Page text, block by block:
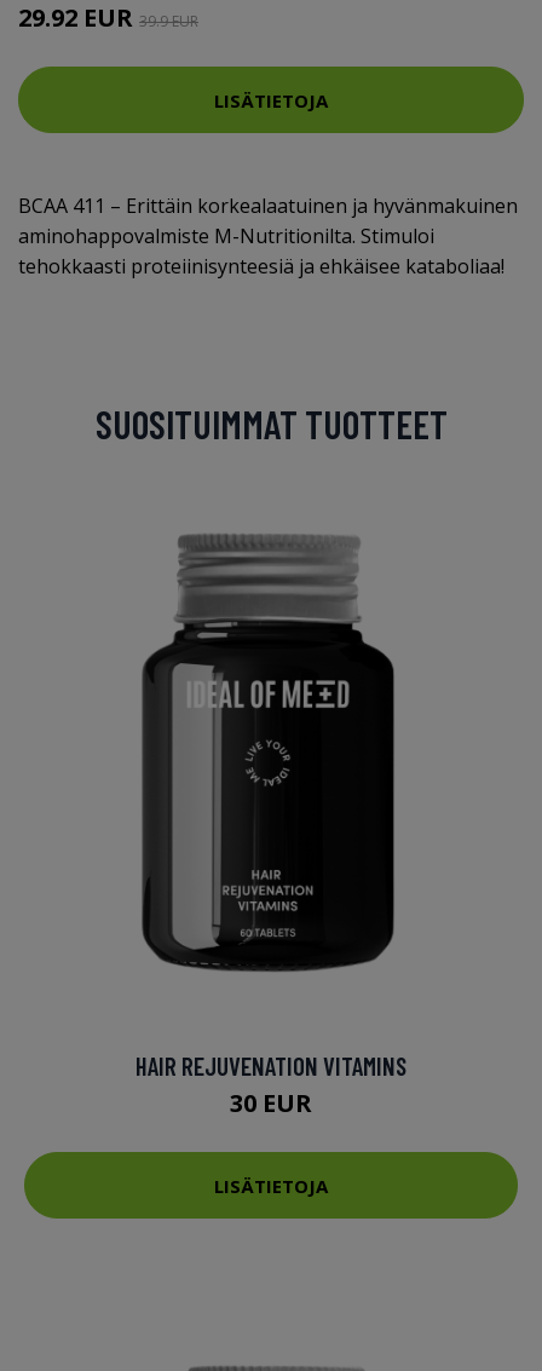
29.92 EUR 39.9 EUR
LISÄTIETOJA
BCAA 411 – Erittäin korkealaatuinen ja hyvänmakuinen
aminohappovalmiste M-Nutritionilta. Stimuloi
tehokkaasti proteiinisynteesiä ja ehkäisee kataboliaa!
SUOSITUIMMAT TUOTTEET
HAIR REJUVENATION VITAMINS
30 EUR
LISÄTIETOJA